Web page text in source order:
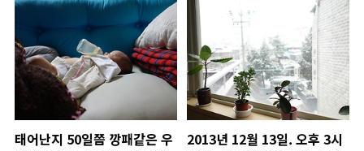
태어난지 50일쯤 깡패같은 우
2013년 12월 13일. 오후 3시